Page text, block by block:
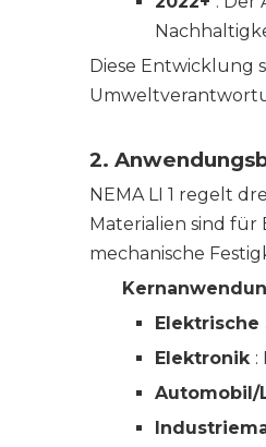
Diese Entwicklung
2.
NEMA LI 1 regelt
Materialien sind
mechanische
Elektrische
Elektronik :
Automobil/